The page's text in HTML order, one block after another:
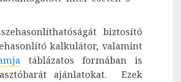
biztosító
kalkulátor, valamint
táblázatos formában is
ajánlatokat. Ezek